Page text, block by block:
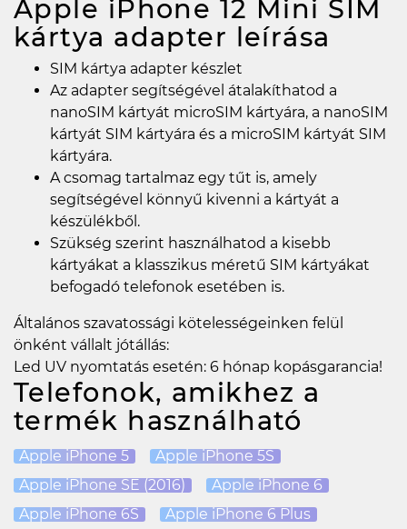
Apple iPhone 12 Mini SIM
kártya adapter leírása
SIM kártya adapter készlet
Az adapter segítségével átalakíthatod a
nanoSIM kártyát microSIM kártyára, a nanoSIM
kártyát SIM kártyára és a microSIM kártyát SIM
kártyára.
A csomag tartalmaz egy tűt is, amely
segítségével könnyű kivenni a kártyát a
készülékből.
Szükség szerint használhatod a kisebb
kártyákat a klasszikus méretű SIM kártyákat
befogadó telefonok esetében is.
Általános szavatossági kötelességeinken felül
önként vállalt jótállás:
Led UV nyomtatás esetén: 6 hónap kopásgarancia!
Telefonok, amikhez a
termék használható
Apple iPhone 5
Apple iPhone 5S
Apple iPhone SE (2016)
Apple iPhone 6
Apple iPhone 6S
Apple iPhone 6 Plus